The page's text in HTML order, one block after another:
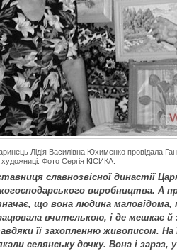
Лідія Василівна Юхименко провідала
Фото Сергія КІСИКА.
славнозвісної династії
виробництва. А
що вона людина маловідома,
вчителькою, і де мешкає й
її захопленню живописом.
селянську дочку. Вона і зараз,